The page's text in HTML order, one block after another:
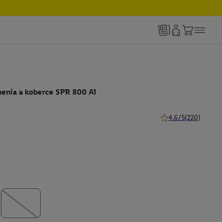
a koberce SPR 800 A1
4.6/5(220)